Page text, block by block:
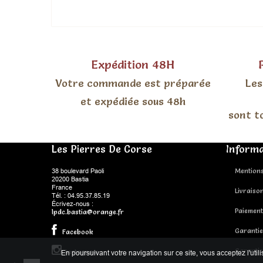
Expédition 48H
Votre commande est préparée
et expédiée sous 48h
sont
Les Pierres De Corse
38 boulevard Paoli
20200 Bastia
France
Tél. : 04.95.37.85.19
Écrivez-nous :
lpdc.bastia@orange.fr
Facebook
Instagram
En poursuivant votre navigation sur ce site, vous acceptez